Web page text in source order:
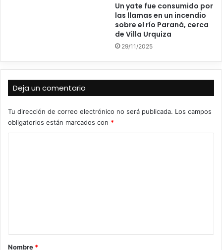
Un yate fue consumido por
las llamas en un incendio
sobre el río Paraná, cerca
de Villa Urquiza
29/11/2025
Deja un comentario
Tu dirección de correo electrónico no será publicada. Los campos
obligatorios están marcados con *
rNombre *